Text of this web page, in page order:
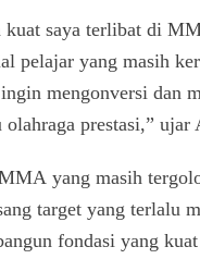
kuat saya terlibat di
pelajar yang masih
mengonversi dan
prestasi,” ujar
yang masih
target yang terlalu
fondasi yang